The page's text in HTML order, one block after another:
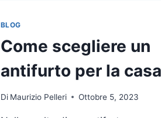
BLOG
Come scegliere un
antifurto per la casa
Di Maurizio Pelleri Ottobre 5, 2023